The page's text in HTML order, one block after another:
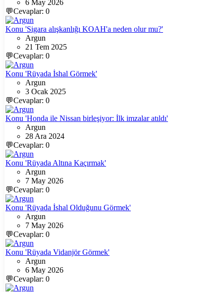
6 May 2026
💬Cevaplar: 0
Konu 'Sigara alışkanlığı KOAH'a neden olur mu?'
Argun
21 Tem 2025
💬Cevaplar: 0
Konu 'Rüyada İshal Görmek'
Argun
3 Ocak 2025
💬Cevaplar: 0
Konu 'Honda ile Nissan birleşiyor: İlk imzalar atıldı'
Argun
28 Ara 2024
💬Cevaplar: 0
Konu 'Rüyada Altına Kaçırmak'
Argun
7 May 2026
💬Cevaplar: 0
Konu 'Rüyada İshal Olduğunu Görmek'
Argun
7 May 2026
💬Cevaplar: 0
Konu 'Rüyada Vidanjör Görmek'
Argun
6 May 2026
💬Cevaplar: 0